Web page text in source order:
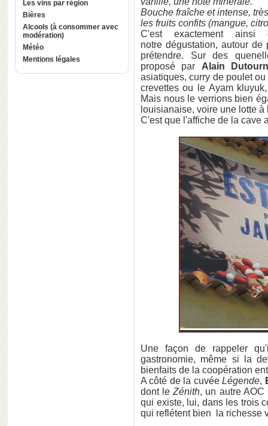
Les vins par région
Bières
Alcools (à consommer avec
modération)
Météo
Mentions légales
Bouche fraîche et intense,
les fruits confits (mangue,
C'est exactement
notre dégustation, autour
prétendre. Sur des
proposé par Alain
asiatiques, curry de poulet
crevettes ou le Ayam
Mais nous le verrions bien
louisianaise, voire une lotte à
C'est que l'affiche de la cave
Une façon de rappeler
gastronomie, même si la
bienfaits de la coopération
A côté de la cuvéeLégende,
dont leZénith, un autre
qui existe, lui, dans les trois
qui reflétent bien la richesse